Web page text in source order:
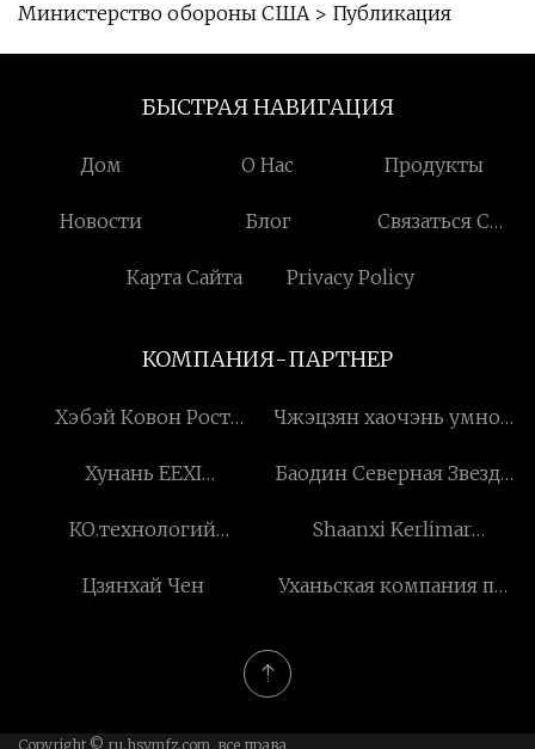
Министерство обороны США > Публикация
БЫСТРАЯ НАВИГАЦИЯ
Дом О Нас Продукты
Новости Блог
Связаться С
Карта Сайта
Privacy Policy
КОМПАНИЯ-ПАРТНЕР
Хэбэй Ковон Рост
ООО
Чжэцзян хаочэнь умное
Хунань EEXI
Ltd
Баодин Северная Звезда
КО.технологий
Шэньси Антсгард, Лтд.
Shaanxi Kerlimar
Цзянхай Чен
Уханьская компания по
технологий «Хаокелао»
Copyright © ru.hsymfz.com, все права